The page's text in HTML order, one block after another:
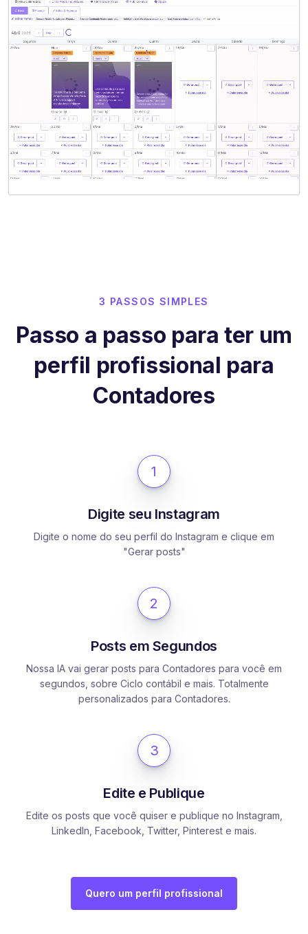
3 PASSOS SIMPLES
Passo a passo para ter um
perfil profissional para
Contadores
1
Digite seu Instagram
Digite o nome do seu perfil do Instagram e clique em
"Gerar posts"
2
Posts em Segundos
Nossa IA vai gerar posts para Contadores para você em
segundos, sobre Ciclo contábil e mais. Totalmente
personalizados para Contadores.
3
Edite e Publique
Edite os posts que você quiser e publique no Instagram,
LinkedIn, Facebook, Twitter, Pinterest e mais.
Quero um perfil profissional